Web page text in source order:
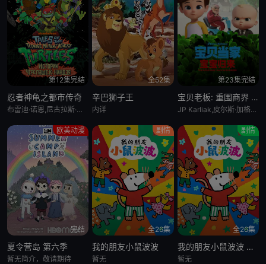
第12集完结
忍者神龟之都市传奇
布雷迪·诺恩,尼古拉斯·坎图,迈克·艾贝,小肖恩·布朗,阿尤·艾德维利
全52集
辛巴狮子王
内详
第23集完结
宝贝老板: 重围商界 第二季
JP Karliak,皮尔斯·加格农,凯文·迈克尔·理查德森,Alex Cazares
欧美动漫
完结
夏令营岛 第六季
暂无简介，敬请期待
剧情
全26集
我的朋友小鼠波波
暂无
剧情
全26集
我的朋友小鼠波波 英语版
暂无